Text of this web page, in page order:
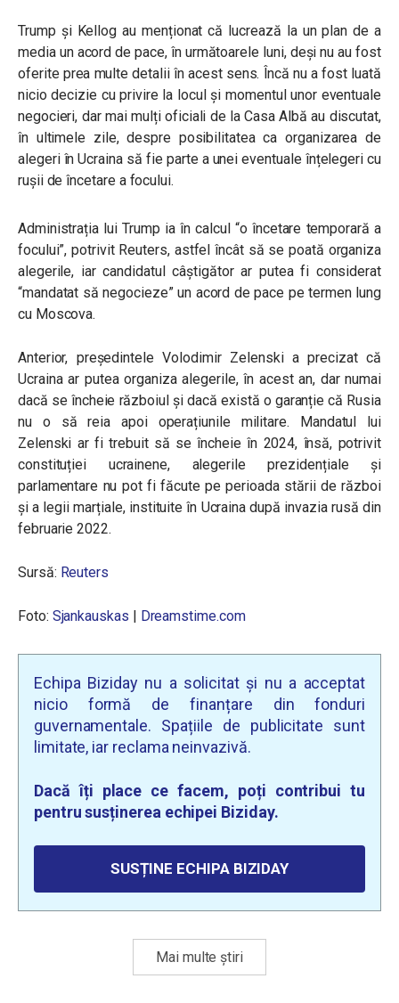
Trump și Kellog au menționat că lucrează la un plan de a
media un acord de pace, în următoarele luni, deși nu au fost
oferite prea multe detalii în acest sens. Încă nu a fost luată
nicio decizie cu privire la locul și momentul unor eventuale
negocieri, dar mai mulți oficiali de la Casa Albă au discutat,
în ultimele zile, despre posibilitatea ca organizarea de
alegeri în Ucraina să fie parte a unei eventuale înțelegeri cu
rușii de încetare a focului.
Administrația lui Trump ia în calcul “o încetare temporară a
focului”, potrivit Reuters, astfel încât să se poată organiza
alegerile, iar candidatul câștigător ar putea fi considerat
“mandatat să negocieze” un acord de pace pe termen lung
cu Moscova.
Anterior, președintele Volodimir Zelenski a precizat că
Ucraina ar putea organiza alegerile, în acest an, dar numai
dacă se încheie războiul și dacă există o garanție că Rusia
nu o să reia apoi operațiunile militare. Mandatul lui
Zelenski ar fi trebuit să se încheie în 2024, însă, potrivit
constituției ucrainene, alegerile prezidențiale și
parlamentare nu pot fi făcute pe perioada stării de război
și a legii marțiale, instituite în Ucraina după invazia rusă din
februarie 2022.
Sursă: Reuters
Foto: Sjankauskas | Dreamstime.com
Echipa Biziday nu a solicitat și nu a acceptat
nicio formă de finanțare din fonduri
guvernamentale. Spațiile de publicitate sunt
limitate, iar reclama neinvazivă.
Dacă îți place ce facem, poți contribui tu
pentru susținerea echipei Biziday.
SUSȚINE ECHIPA BIZIDAY
Mai multe știri